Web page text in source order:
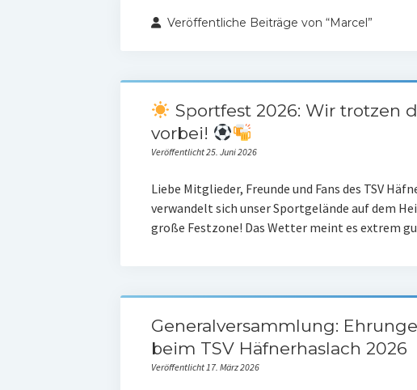
Veröffentliche Beiträge von “Marcel”
Sportfest 2026: Wir trotzen
vorbei!
Veröffentlicht 25. Juni 2026
Liebe Mitglieder, Freunde und Fans des TSV
verwandelt sich unser Sportgelände auf dem
große Festzone! Das Wetter meint es extrem
Generalversammlung:
beim TSV Häfnerhaslach 2026
Veröffentlicht 17. März 2026